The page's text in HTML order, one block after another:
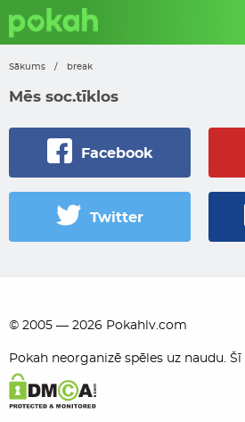
Sākums / break
Mēs soc.tīklos
Facebook
Twitter
© 2005 — 2026 Pokahlv.com
Pokah neorganizē spēles uz naudu.